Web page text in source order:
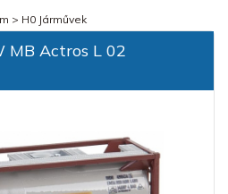
> H0 Járművek
MB Actros L 02